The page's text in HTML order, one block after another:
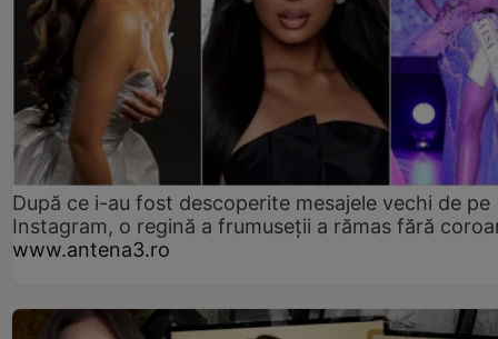
După ce i-au fost descoperite mesajele vechi de pe
Instagram, o regină a frumuseții a rămas fără
www.antena3.ro